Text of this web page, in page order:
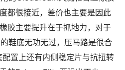
都很接近，差价也主要是因此
胶主要提升在于抓地力，对于
鞋底无功无过，压马路是很合
置上还有内侧稳定片与抗扭转